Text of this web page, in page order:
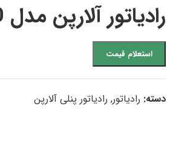
رادیاتور آلارپن مدل PKKP 80
استعلام قیمت
دسته: رادیاتور, رادیاتور پنلی آلارپن